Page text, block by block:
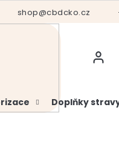
shop@cbdcko.cz
obchodu Vrácení
Doplňky